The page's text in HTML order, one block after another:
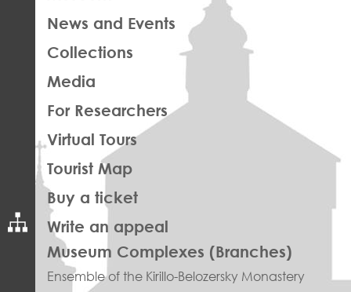
News and Events
Collections
Media
For Researchers
Virtual Tours
Tourist Map
Buy a ticket
Write an appeal
ПРАВОЕ
МЕНЮ
ФУТЕР
Museum Complexes (Branches)
Ensemble of the Kirillo-Belozersky Monastery